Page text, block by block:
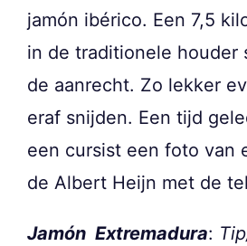
jamón ibérico. Een 7,5
in de traditionele houder
de aanrecht. Zo lekker
eraf snijden. Een tijd
een cursist een foto van
de Albert Heijn met de
Jamón Extremadura: